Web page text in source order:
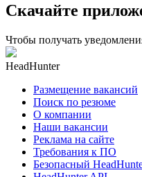
Скачайте
Чтобы получать
HeadHunter
Размещение вакансий
Поиск по резюме
О компании
Наши вакансии
Реклама на сайте
Требования к ПО
Безопасный